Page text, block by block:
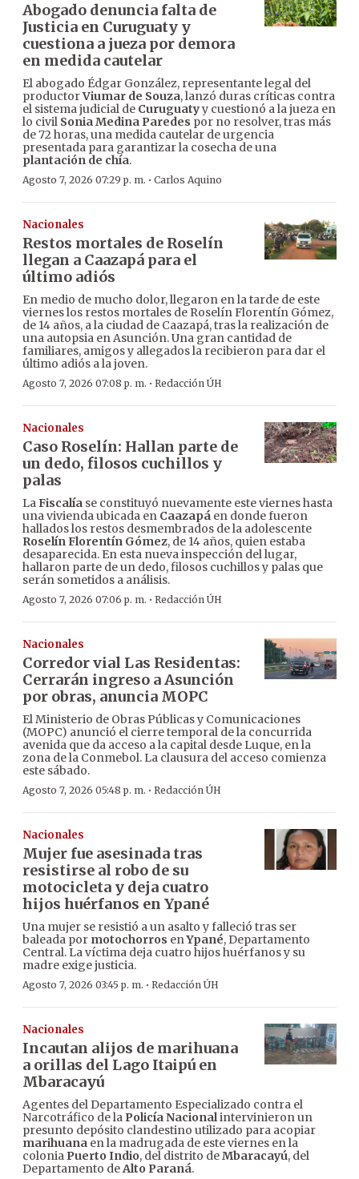
Abogado denuncia falta de
Justicia en Curuguaty y
cuestiona a jueza por demora
en medida cautelar
El abogado Édgar González, representante legal del
productorViumar de Souza, lanzó duras críticas contra
el sistema judicial de Curuguatyy cuestionó a la jueza en
lo civil Sonia Medina Paredes por no resolver, tras más
de 72 horas, una medida cautelar de urgencia
presentada para garantizar la cosecha de una
plantación de chía.
Agosto 7, 2026 07:29 p. m. · Carlos Aquino
Nacionales
Restos mortales de Roselín
llegan a Caazapá para el
último adiós
En medio de mucho dolor, llegaron en la tarde de este
viernes los restos mortales de Roselín Florentín Gómez,
de 14 años, a la ciudad de Caazapá, tras la realización de
una autopsia en Asunción. Una gran cantidad de
familiares, amigos y allegados la recibieron para dar el
último adiós a la joven.
Agosto 7, 2026 07:08 p. m. · Redacción ÚH
Nacionales
Caso Roselín: Hallan parte de
un dedo, filosos cuchillos y
palas
LaFiscalía se constituyó nuevamente este viernes hasta
una vivienda ubicada en Caazapá en donde fueron
hallados los restos desmembrados de la adolescente
Roselín Florentín Gómez, de 14 años, quien estaba
desaparecida. En esta nueva inspección del lugar,
hallaron parte de un dedo, filosos cuchillos y palas que
serán sometidos a análisis.
Agosto 7, 2026 07:06 p. m. · Redacción ÚH
Nacionales
Corredor vial Las Residentas:
Cerrarán ingreso a Asunción
por obras, anuncia MOPC
El Ministerio de Obras Públicas y Comunicaciones
(MOPC) anunció el cierre temporal de la concurrida
avenida que da acceso a la capital desde Luque, en la
zona de la Conmebol. La clausura del acceso comienza
este sábado.
Agosto 7, 2026 05:48 p. m. · Redacción ÚH
Nacionales
Mujer fue asesinada tras
resistirse al robo de su
motocicleta y deja cuatro
hijos huérfanos en Ypané
Una mujer se resistió a un asalto y falleció tras ser
baleada por motochorros enYpané, Departamento
Central. La víctima deja cuatro hijos huérfanos y su
madre exige justicia.
Agosto 7, 2026 03:45 p. m. · Redacción ÚH
Nacionales
Incautan alijos de marihuana
a orillas del Lago Itaipú en
Mbaracayú
Agentes del Departamento Especializado contra el
Narcotráfico de la Policía Nacionalintervinieron un
presunto depósito clandestino utilizado para acopiar
marihuana en la madrugada de este viernes en la
colonia Puerto Indio, del distrito deMbaracayú, del
Departamento deAlto Paraná.